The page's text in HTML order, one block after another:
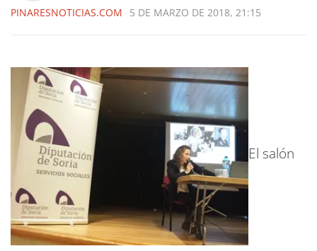
PINARESNOTICIAS.COM 5 DE MARZO DE 2018, 21:15
El salón